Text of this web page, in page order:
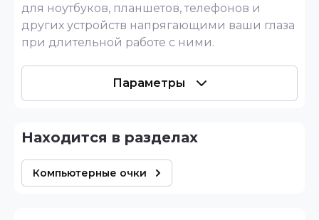
для ноутбуков, планшетов, телефонов и
других устройств напрягающими ваши глаза
при длительной работе с ними.
Параметры
Находится в разделах
Компьютерные очки